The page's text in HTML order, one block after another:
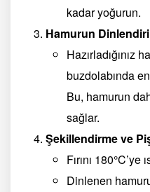
kadar yoğurun.
Hamurun
Hazırladığınız
buzdolabında
Bu, hamurun
sağlar.
Şekillendirme ve
Fırını 180°C’ye
Dinlenen